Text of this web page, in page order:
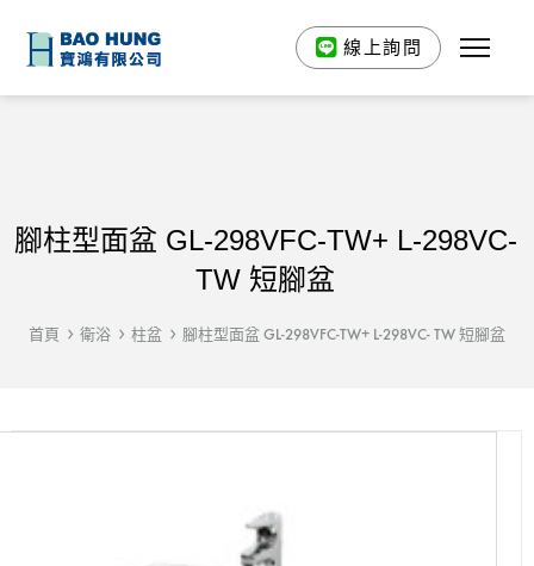
線上詢問
腳柱型面盆 GL-298VFC-TW+ L-298VC-
TW 短腳盆
首頁 衛浴 柱盆 腳柱型面盆 GL-298VFC-TW+ L-298VC- TW 短腳盆